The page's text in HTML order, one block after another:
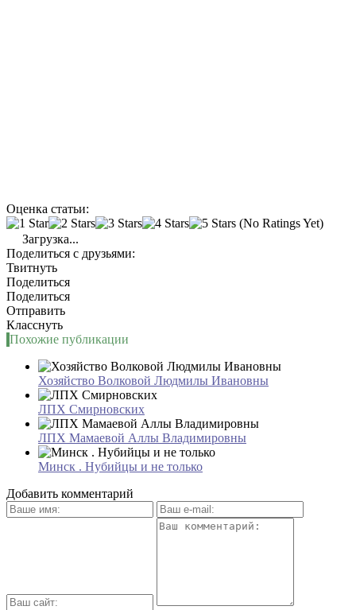
Оценка статьи:
(No Ratings Yet)
Загрузка...
Поделиться с друзьями:
Твитнуть
Поделиться
Поделиться
Отправить
Класснуть
Похожие публикации
Хозяйство Волковой Людмилы Ивановны
ЛПХ Смирновских
ЛПХ Мамаевой Аллы Владимировны
Минск . Нубийцы и не только
Добавить комментарий